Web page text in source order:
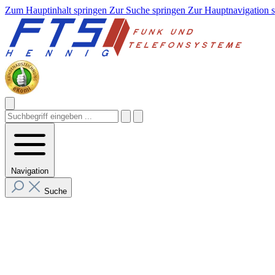
Zum Hauptinhalt springen Zur Suche springen Zur Hauptnavigation
Navigation
Suche